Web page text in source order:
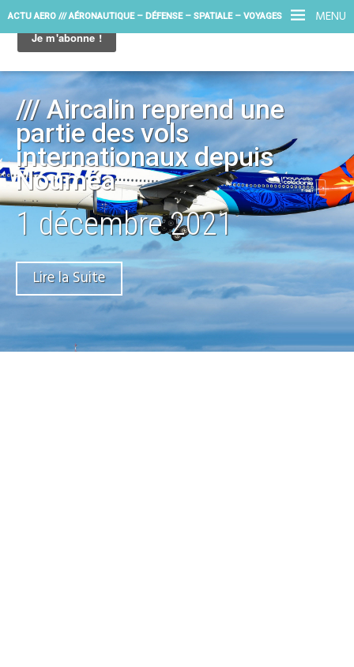
MENU
ACTU AERO /// AÉRONAUTIQUE – DÉFENSE – SPATIALE – VOYAGES
/// Aircalin reprend une
partie des vols
internationaux depuis
Nouméa
1 décembre 2021
Lire la Suite